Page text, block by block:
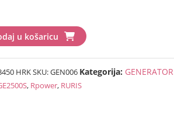
je:
€650.00
(4,897.43
kn).
€439.00
(3,307.65
kn).
u košaricu
HRKSKU:GEN006 Kategorija: GENERATOR
, Rpower, RURIS